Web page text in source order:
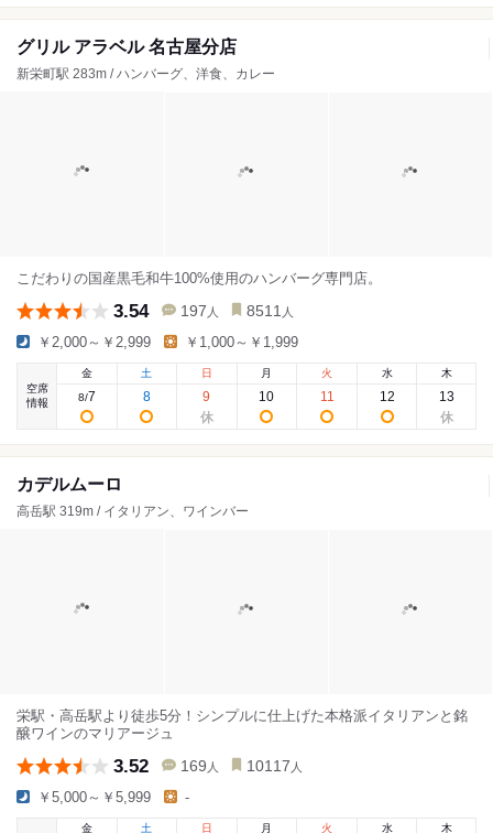
グリル アラベル 名古屋分店
新栄町駅 283m / ハンバーグ、洋食、カレー
こだわりの国産黒毛和牛100%使用のハンバーグ専門店。
3.54 197 人 8511 人
￥2,000～￥2,999 ￥1,000～￥1,999
空席
情報
金
8/7
土
8
日
9
月
10
火
11
水
12
木
13
カデルムーロ
高岳駅 319m / イタリアン、ワインバー
栄駅・高岳駅より徒歩5分！シンプルに仕上げた本格派イタリアンと銘
醸ワインのマリアージュ
3.52 169 人 10117 人
￥5,000～￥5,999 -
金
土 日 月 火 水 木